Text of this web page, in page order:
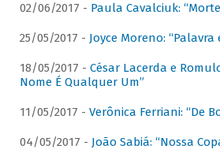
02/06/2017 - Paula Cavalciuk:
25/05/2017 - Joyce Moreno: “Palavra
18/05/2017 - César Lacerda e
Nome É Qualquer Um”
11/05/2017 - Verônica Ferriani: “De
04/05/2017 - João Sabiá: “Nossa